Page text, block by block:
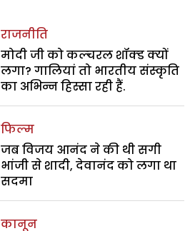
राजनीति
मोदी जी को कल्चरल शॉक्ड क्यों
लगा? गालियां तो भारतीय संस्कृति
का अभिन्न हिस्सा रही हैं.
फिल्म
जब विजय आनंद ने की थी सगी
भांजी से शादी, देवानंद को लगा था
सदमा
कानून